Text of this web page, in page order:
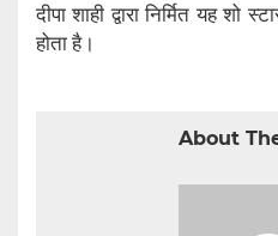
दीपा शाही द्वारा निर्मित यह शो
होता है।
About